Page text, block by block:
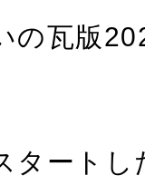
の瓦版
タートし